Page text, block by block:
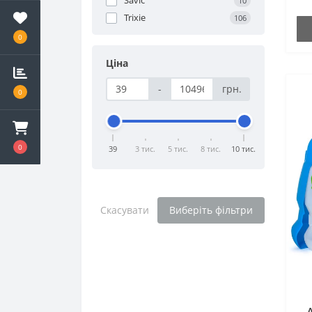
0
0
0
Trixie 106
Ціна
-
грн.
39 3 тис. 5 тис. 8 тис. 10 тис.
Скасувати Виберіть фільтри